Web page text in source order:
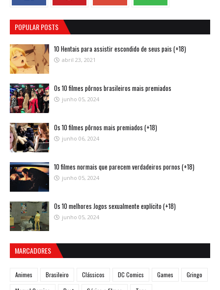
POPULAR POSTS
10 Hentais para assistir escondido de seus pais (+18)
abril 23, 2021
Os 10 filmes pôrnos brasileiros mais premiados
junho 05, 2024
Os 10 filmes pôrnos mais premiados (+18)
junho 06, 2024
10 filmes normais que parecem verdadeiros pornos (+18)
junho 05, 2024
Os 10 melhores Jogos sexualmente explícito (+18)
junho 05, 2024
MARCADORES
Animes Brasileiro Clássicos DC Comics Games
Gringo